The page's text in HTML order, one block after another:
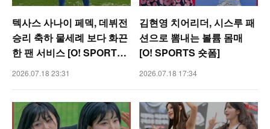
텍사스 사나이 페덱, 데뷔전
승리 축하 물세례 보다 화끈
한 팬 서비스 [O! SPORTS
숏폼]
2026.07.18 23:31
김현영 치어리더, 시스루 패
션으로 뽐내는 볼륨 몸매
[O! SPORTS 숏폼]
2026.07.18 17:34